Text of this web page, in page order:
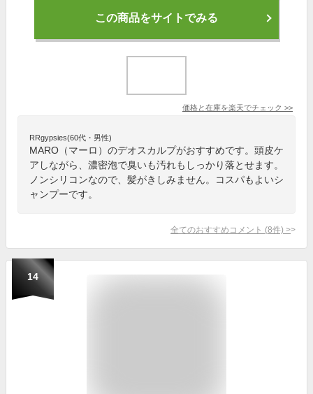
この商品をサイトでみる
価格と在庫を楽天でチェック >>
RRgypsies(60代・男性)
MARO（マーロ）のデオスカルプがおすすめです。頭皮ケ
アしながら、濃密泡で臭いも汚れもしっかり落とせます。
ノンシリコンなので、髪がきしみません。コスパもよいシ
ャンプーです。
全てのおすすめコメント (8件) >
14